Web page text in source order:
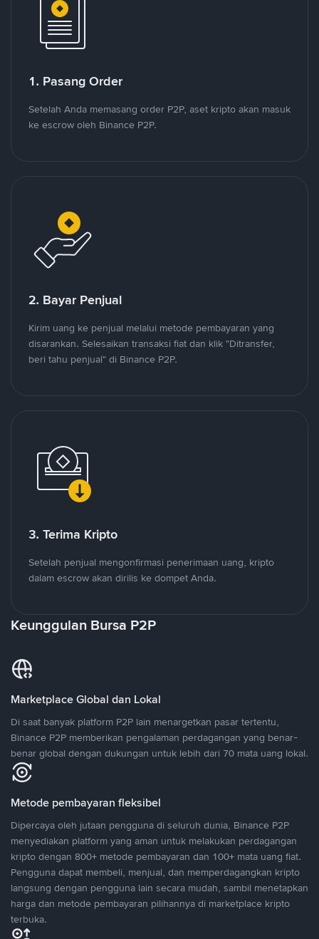
1. Pasang Order
Setelah Anda memasang order P2P, aset kripto akan masuk
ke escrow oleh Binance P2P.
2. Bayar Penjual
Kirim uang ke penjual melalui metode pembayaran yang
disarankan. Selesaikan transaksi fiat dan klik "Ditransfer,
beri tahu penjual" di Binance P2P.
3. Terima Kripto
Setelah penjual mengonfirmasi penerimaan uang, kripto
dalam escrow akan dirilis ke dompet Anda.
Keunggulan Bursa P2P
Marketplace Global dan Lokal
Di saat banyak platform P2P lain menargetkan pasar tertentu,
Binance P2P memberikan pengalaman perdagangan yang benar-
benar global dengan dukungan untuk lebih dari 70 mata uang lokal.
Metode pembayaran fleksibel
Dipercaya oleh jutaan pengguna di seluruh dunia, Binance P2P
menyediakan platform yang aman untuk melakukan perdagangan
kripto dengan 800+ metode pembayaran dan 100+ mata uang fiat.
Pengguna dapat membeli, menjual, dan memperdagangkan kripto
langsung dengan pengguna lain secara mudah, sambil menetapkan
harga dan metode pembayaran pilihannya di marketplace kripto
terbuka.